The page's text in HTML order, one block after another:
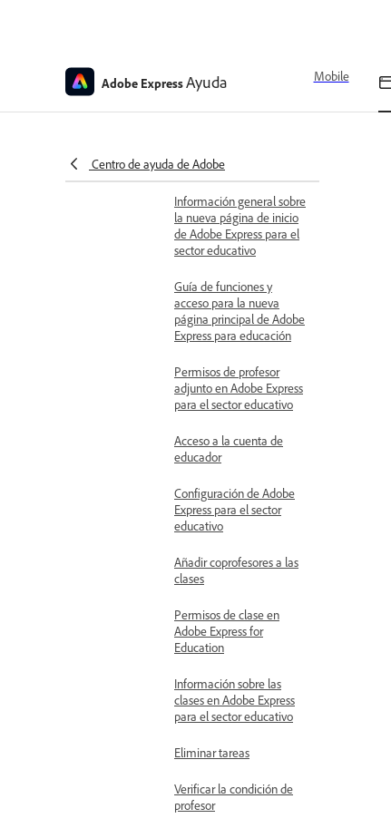
Adobe ExpressAyuda Mobile
Centro de ayuda de Adobe
restricciones de
sector educativo
Información general sobre
la nueva página de inicio
de Adobe Express para el
sector educativo
Guía de funciones y
acceso para la nueva
página principal de Adobe
Express para educación
Permisos de profesor
adjunto en Adobe Express
para el sector educativo
Acceso a la cuenta de
educador
Configuración de Adobe
Express para el sector
educativo
Añadir coprofesores a las
clases
Permisos de clase en
Adobe Express for
Education
Información sobre las
clases en Adobe Express
para el sector educativo
Eliminar tareas
Verificar la condición de
profesor